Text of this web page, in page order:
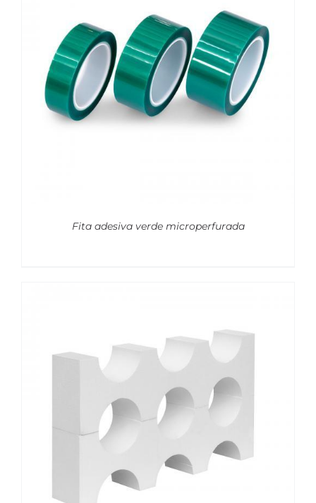
Fita adesiva verde microperfurada